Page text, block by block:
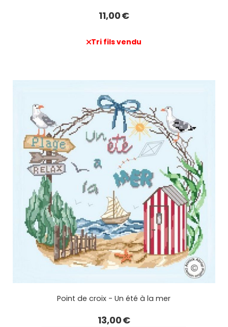
11,00€
Tri fils vendu
Point de croix - Un été à la mer
13,00€